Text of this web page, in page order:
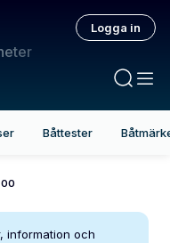
Logga in
Båttester
information och